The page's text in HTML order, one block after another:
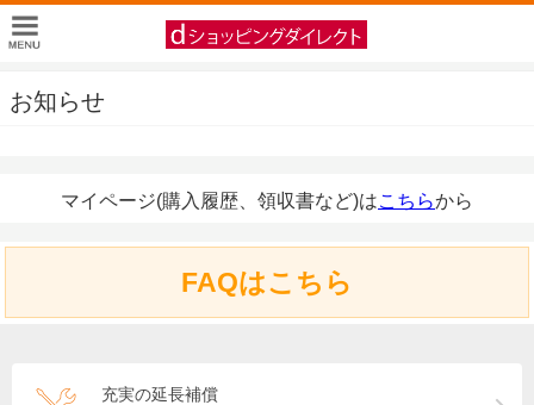
お知らせ
マイページ(購入履歴、領収書など)はこちらから
FAQはこちら
充実の延長補償